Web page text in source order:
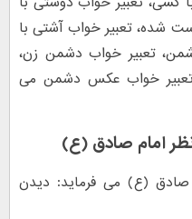
شده، تعبیر خواب آشتی با
تعبیر خواب دشمن زن،
تعبیر خواب عکس دشمن می
امام صادق (ع)
(ع) می فرماید: دیدن